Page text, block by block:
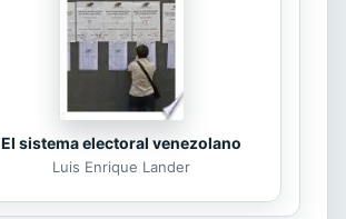
El sistema electoral venezolano
Luis Enrique Lander